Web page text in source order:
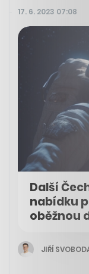
17. 6. 2023 07:08
Další
nabídku
oběžnou
JIŘÍ